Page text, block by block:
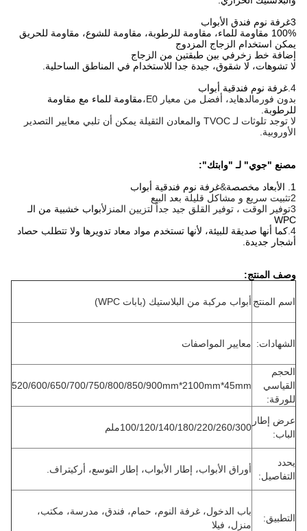
3غرفة نوم فندق الأبواب
100% مقاومة للماء، مقاومة للرطوبة، مقاومة للشوع، مقاومة للحريق
يمكن استخدام الزجاج المزدوج
إضافة خط زخرفي بين طبقتين من الزجاج
لا تشوهات، لا شقوق، جيدة جدا للاستخدام في المناطق الساحلية.
4. غرفة نوم فندقية أبواب
بدون فورمالدهايد، أفضل من معيار E0،
مقاومة للماء مع مقاومة
للرطوبة.
لا توجد تلوثات لـ TVOC والمعادن الثقيلة يمكن أن تلبي معايير التصدير
الأوروبية.
مصنع "جوي" لـ "وابتك":
1. الأبعاد مخصصة
&غرفة نوم فندقية أبواب
2تثبيت سريع و مشاكل قليلة بعد البيع
3توفير الوقت ، توفير القلق جيد جداً لتزيين المنزل
أبواب خشبية من الـ
WPC
4. كما أنها صديقة للبيئة، لأنها تستخدم مواد معاد تدويرها ولا تتطلب حصاد
أشجار جديدة.
وصف المنتج:
اسم المنتج أبواب مركبة من البلاستيك (بابات WPC)
الشهادات: معايير المواصفات
الحجم
القياسي
للورقة:
520/600/650/700/750/800/850/900mm*2100mm*45mm
عرض إطار
الباب:
100/120/140/180/220/260/300ملم
يحدد
التفاصيل:
أوراق الأبواب، إطار الأبواب، إطار التوسع، أركيتراف.
التطبيق:
باب الدخول، غرفة النوم، حمام، فندق، مدرسة، مكتب،
منزل، فيلا